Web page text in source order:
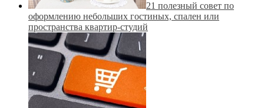
21 полезный совет по
оформлению небольших гостиных, спален или
пространства квартир-студий